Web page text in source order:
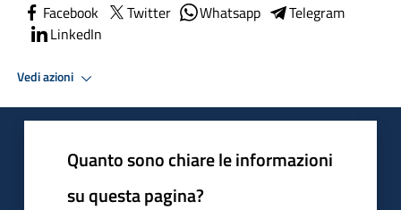
Facebook Twitter Whatsapp
Telegram
LinkedIn
Vedi azioni
Quanto sono chiare le informazioni
su questa pagina?